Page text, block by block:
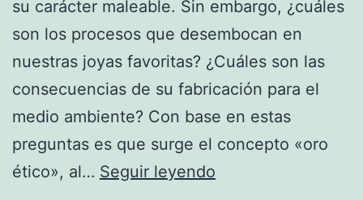
su carácter maleable. Sin embargo, ¿cuáles
son los procesos que desembocan en
nuestras joyas favoritas? ¿Cuáles son las
consecuencias de su fabricación para el
medio ambiente? Con base en estas
preguntas es que surge el concepto «oro
ético», al… Seguir leyendo